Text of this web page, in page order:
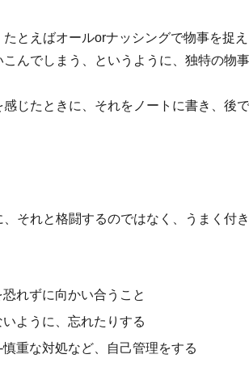
たとえばオールorナッシングで物事を捉
んでしまう、というように、独特の物
じたときに、それをノートに書き、後
それと格闘するのではなく、うまく付
れずに向かい合うこと
ように、忘れたりする
重な対処など、自己管理をする